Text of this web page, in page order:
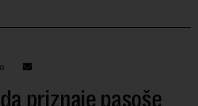
priznaje pasoše